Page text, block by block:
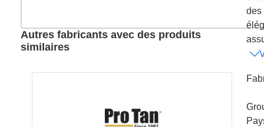
Autres fabricants avec des produits
similaires
des